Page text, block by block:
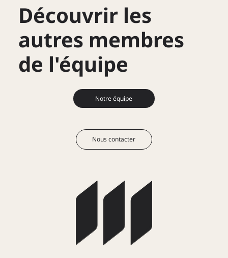
Découvrir les
autres membres
de l'équipe
Notre équipe
Nous contacter